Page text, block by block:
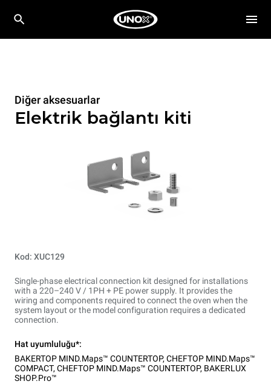
Diğer aksesuarlar
Elektrik bağlantı kiti
Kod: XUC129
Single-phase electrical connection kit designed for installations
with a 220–240 V / 1PH + PE power supply. It provides the
wiring and components required to connect the oven when the
system layout or the model configuration requires a dedicated
connection.
Hat uyumluluğu*:
BAKERTOP MIND.Maps™ COUNTERTOP, CHEFTOP MIND.Maps™
COMPACT, CHEFTOP MIND.Maps™ COUNTERTOP, BAKERLUX
SHOP.Pro™